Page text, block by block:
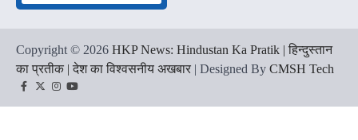
Copyright © 2026 HKP News: Hindustan Ka Pratik | हिन्दुस्तान
का प्रतीक | देश का विश्वसनीय अखबार | Designed By CMSH Tech
Facebook
TwitterInstagram
YouTube